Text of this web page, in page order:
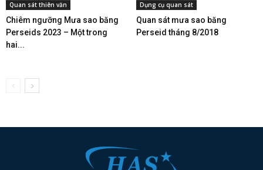
Quan sát thiên văn
Chiêm ngưỡng Mưa sao băng
Perseids 2023 – Một trong
hai...
Dụng cụ quan sát
Quan sát mưa sao băng
Perseid tháng 8/2018